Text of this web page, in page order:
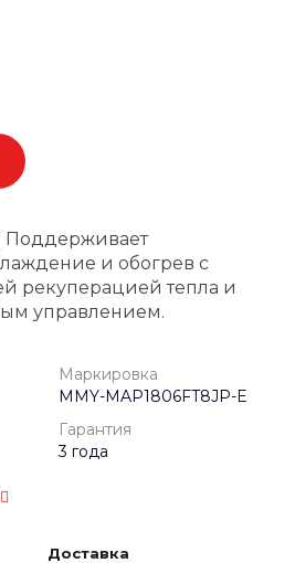
Поддерживает
и обогрев с
рекуперацией тепла и
управлением.
Маркировка
MMY-MAP1806FT8JP-E
Гарантия
3 года
Доставка